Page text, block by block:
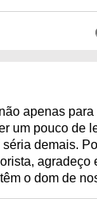
apenas para
um pouco de
demais.
agradeço
o dom de